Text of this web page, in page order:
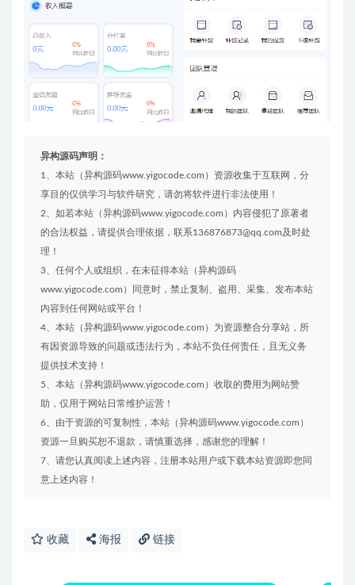
异构源码声明：
1、本站（异构源码www.yigocode.com）资源收集于互联网，分
享目的仅供学习与软件研究，请勿将软件进行非法使用！
2、如若本站（异构源码www.yigocode.com）内容侵犯了原著者
的合法权益，请提供合理依据，联系136876873@qq.com及时处
理！
3、任何个人或组织，在未征得本站（异构源码
www.yigocode.com）同意时，禁止复制、盗用、采集、发布本站
内容到任何网站或平台！
4、本站（异构源码www.yigocode.com）为资源整合分享站，所
有因资源导致的问题或违法行为，本站不负任何责任，且无义务
提供技术支持！
5、本站（异构源码www.yigocode.com）收取的费用为网站赞
助，仅用于网站日常维护运营！
6、由于资源的可复制性，本站（异构源码www.yigocode.com）
资源一旦购买恕不退款，请慎重选择，感谢您的理解！
7、请您认真阅读上述内容，注册本站用户或下载本站资源即您同
意上述内容！
收藏 海报 链接